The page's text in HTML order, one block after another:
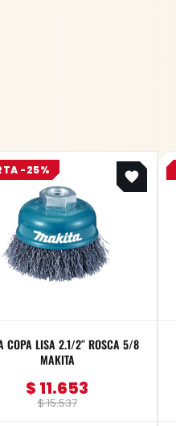
-25%
COPA LISA 2.1/2″ ROSCA 5/8
MAKITA
$15.537
Original
price
was:
$ 15.537.
$ 11.653
Current
price
is:
$ 11.653.